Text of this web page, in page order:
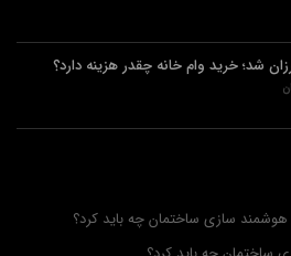
شد؛ خرید وام خانه چقدر هزینه دارد؟
هوشمند سازی ساختمان چه باید کرد؟